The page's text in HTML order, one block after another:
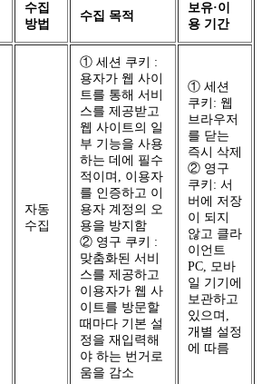
수집
방법
수집 목적
보유·이
용 기간
자동
수집
① 세션 쿠키 :
용자가 웹 사이
트를 통해 서비
스를 제공받고
웹 사이트의 일
부 기능을 사용
하는 데에 필수
적이며, 이용자
를 인증하고 이
용자 계정의 오
용을 방지함
② 영구 쿠키 :
맞춤화된 서비
스를 제공하고
이용자가 웹 사
이트를 방문할
때마다 기본 설
정을 재입력해
야 하는 번거로
움을 감소
① 세션
쿠키: 웹
브라우저
를 닫는
즉시 삭제
② 영구
쿠키: 서
버에 저장
이 되지
않고 클라
이언트
PC, 모바
일 기기에
보관하고
있으며,
개별 설정
에 따름